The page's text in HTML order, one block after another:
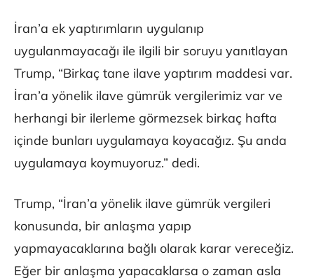
İran’a ek yaptırımların uygulanıp
uygulanmayacağı ile ilgili bir soruyu yanıtlayan
Trump, “Birkaç tane ilave yaptırım maddesi var.
İran’a yönelik ilave gümrük vergilerimiz var ve
herhangi bir ilerleme görmezsek birkaç hafta
içinde bunları uygulamaya koyacağız. Şu anda
uygulamaya koymuyoruz.” dedi.
Trump, “İran’a yönelik ilave gümrük vergileri
konusunda, bir anlaşma yapıp
yapmayacaklarına bağlı olarak karar vereceğiz.
Eğer bir anlaşma yapacaklarsa o zaman asla